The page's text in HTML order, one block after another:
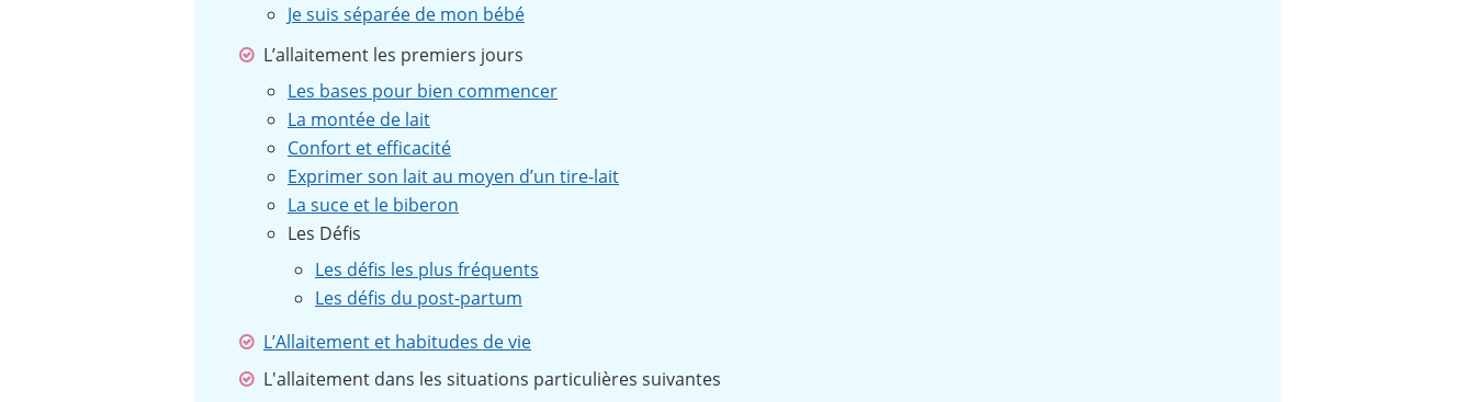
Je suis séparée de mon bébé
L’allaitement les premiers jours
Les bases pour bien commencer
La montée de lait
Confort et efficacité
Exprimer son lait au moyen d’un tire-lait
La suce et le biberon
Les Défis
Les défis les plus fréquents
Les défis du post-partum
L’Allaitement et habitudes de vie
L'allaitement dans les situations particulières suivantes